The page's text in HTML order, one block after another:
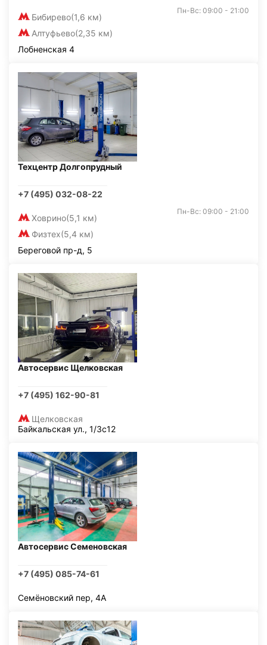
Бибирево(1,6 км)
Алтуфьево(2,35 км)
Пн-Вс: 09:00 - 21:00
Лобненская 4
Техцентр Долгопрудный
+7 (495) 032-08-22
Ховрино(5,1 км)
Физтех(5,4 км)
Пн-Вс: 09:00 - 21:00
Береговой пр-д, 5
Автосервис Щелковская
+7 (495) 162-90-81
Щелковская
Байкальская ул., 1/3с12
Автосервис Семеновская
+7 (495) 085-74-61
Семёновский пер, 4А